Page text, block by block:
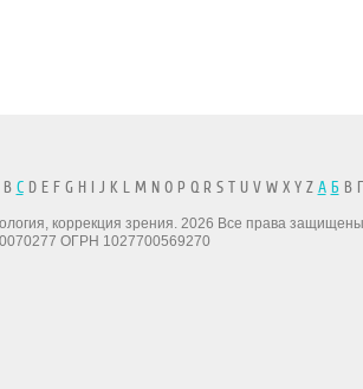
B CD E F G H I J K L M N O P Q R S T U V W X Y Z А БВ
коррекция зрения. 2026 Все права
ОГРН 1027700569270